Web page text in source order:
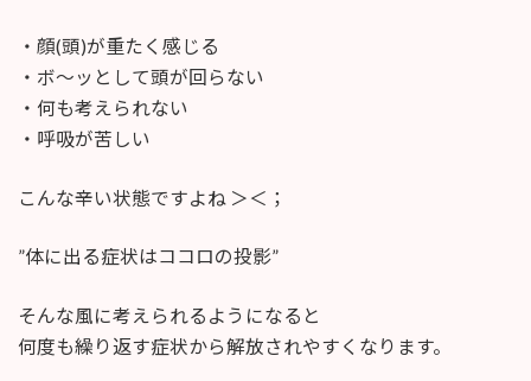
・顔(頭)が重たく感じる
・ボ〜ッとして頭が回らない
・何も考えられない
・呼吸が苦しい
こんな辛い状態ですよね ＞＜；
”体に出る症状はココロの投影”
そんな風に考えられるようになると
何度も繰り返す症状から解放されやすくなります。